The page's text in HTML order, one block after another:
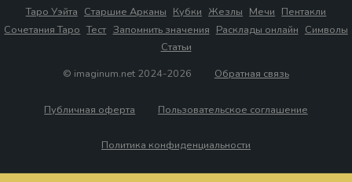
Таро Уэйта Старшие Арканы Кубки Жезлы Мечи Пентакли
Сочетания Таро Тест Запомнить значения Расклады онлайн Символы
Статьи
© imaginum.net 2024-2026
Обратная связь
Публичная оферта Пользовательское соглашение
Политика конфиденциальности